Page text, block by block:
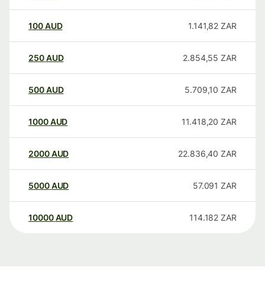
100AUD 1.141,82 ZAR
250AUD 2.854,55 ZAR
500AUD 5.709,10 ZAR
1000AUD 11.418,20 ZAR
2000AUD 22.836,40 ZAR
5000AUD 57.091 ZAR
10000 AUD 114.182 ZAR